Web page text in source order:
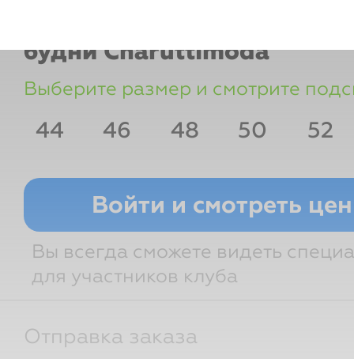
будниCharuttimoda
Выберите размер и смотрите
44 46 48 50 52
Рост Грудь Талия Бедра
Войти и смотреть
Вы всегда сможете видеть
для участников клуба
Отправка заказа